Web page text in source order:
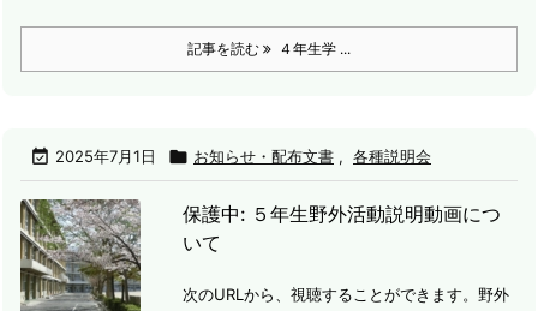
記事を読む ４年生学 ...
 2025年7月1日  お知らせ・配布文書 , 各種説明会
保護中: ５年生野外活動説明動画につ
いて
次のURLから、視聴することができます。 野外